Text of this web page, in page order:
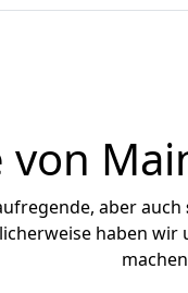
von
aber auch
haben wir